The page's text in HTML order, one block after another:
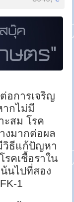
อการเจริญ
ากไม่มี
ะสม โรค
งมากต่อผล
วิธีแก้ปัญหา
คเชื้อราใน
นไปที่สอง
1